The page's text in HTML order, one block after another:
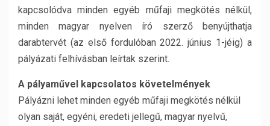
kapcsolódva minden egyéb műfaji megkötés nélkül,
minden magyar nyelven író szerző benyújthatja
darabtervét (az első fordulóban 2022. június 1-jéig) a
pályázati felhívásban leírtak szerint.
A pályaművel kapcsolatos követelmények
Pályázni lehet minden egyéb műfaji megkötés nélkül
olyan saját, egyéni, eredeti jellegű, magyar nyelvű,